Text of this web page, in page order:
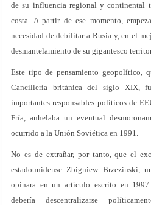
de su influencia regional y continental
costa. A partir de ese momento,
necesidad de debilitar a Rusia y, en el
desmantelamiento de su gigantesco
Este tipo de pensamiento geopolítico,
Cancillería británica del siglo XIX,
importantes responsables políticos de
Fría, anhelaba un eventual
ocurrido a la Unión Soviética en 1991.
No es de extrañar, por tanto, que el
estadounidense Zbigniew Brzezinski,
opinara en un artículo escrito en
debería descentralizarse